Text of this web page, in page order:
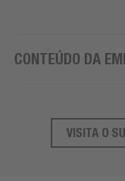
CONTEÚDO DA
SUPORTE AO
VISITA O